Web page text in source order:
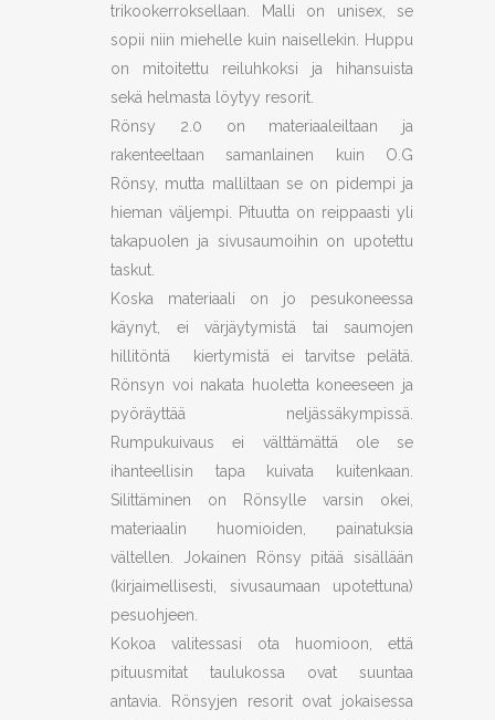
trikookerroksellaan. Malli on unisex, se
sopii niin miehelle kuin naisellekin. Huppu
on mitoitettu reiluhkoksi ja hihansuista
sekä helmasta löytyy resorit.
Rönsy 2.0 on materiaaleiltaan ja
rakenteeltaan samanlainen kuin O.G
Rönsy, mutta malliltaan se on pidempi ja
hieman väljempi. Pituutta on reippaasti yli
takapuolen ja sivusaumoihin on upotettu
taskut.
Koska materiaali on jo pesukoneessa
käynyt, ei värjäytymistä tai saumojen
hillitöntä kiertymistä ei tarvitse pelätä.
Rönsyn voi nakata huoletta koneeseen ja
pyöräyttää neljässäkympissä.
Rumpukuivaus ei välttämättä ole se
ihanteellisin tapa kuivata kuitenkaan.
Silittäminen on Rönsylle varsin okei,
materiaalin huomioiden, painatuksia
vältellen. Jokainen Rönsy pitää sisällään
(kirjaimellisesti, sivusaumaan upotettuna)
pesuohjeen.
Kokoa valitessasi ota huomioon, että
pituusmitat taulukossa ovat suuntaa
antavia. Rönsyjen resorit ovat jokaisessa